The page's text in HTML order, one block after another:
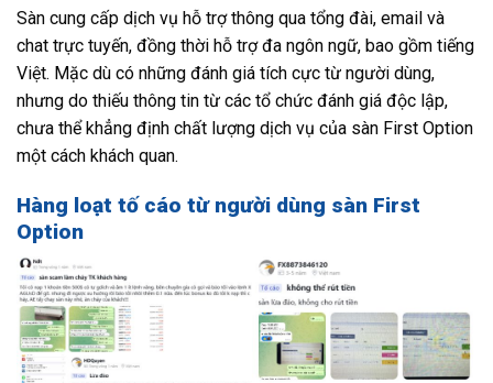
Sàn cung cấp dịch vụ hỗ trợ thông qua tổng đài, email và
chat trực tuyến, đồng thời hỗ trợ đa ngôn ngữ, bao gồm tiếng
Việt. Mặc dù có những đánh giá tích cực từ người dùng,
nhưng do thiếu thông tin từ các tổ chức đánh giá độc lập,
chưa thể khẳng định chất lượng dịch vụ của sàn First Option
một cách khách quan.
Hàng loạt tố cáo từ người dùng sàn First
Option